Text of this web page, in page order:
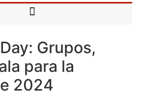
Grupos,
para la
2024